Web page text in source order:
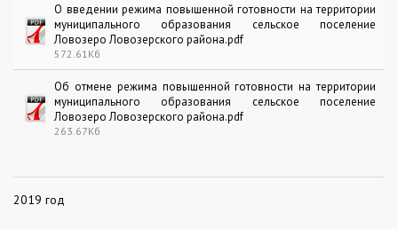
О введении режима повышенной готовности на территории
муниципального образования сельское поселение
Ловозеро Ловозерского района.pdf
572.61Кб
Об отмене режима повышенной готовности на территории
муниципального образования сельское поселение
Ловозеро Ловозерского района.pdf
263.67Кб
2019 год